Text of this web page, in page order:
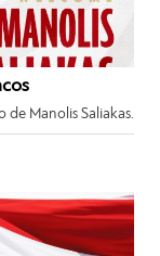
de Manolis Saliakas.